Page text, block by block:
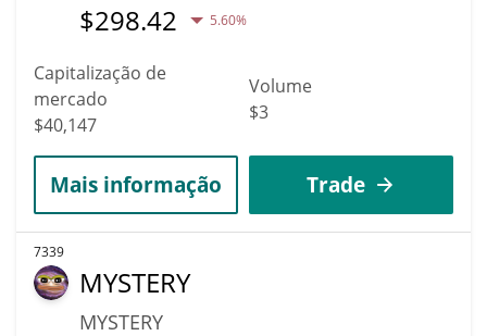
$298.42 5.60%
Capitalização de
mercado
$40,147
Volume
$3
Mais informação Trade
7339
MYSTERY
MYSTERY